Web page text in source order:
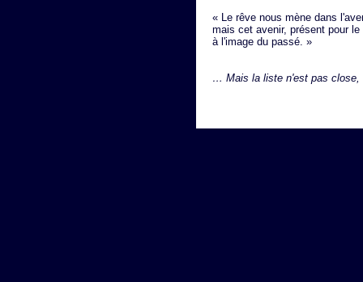
« Le rêve nous mène dans
mais cet avenir, présent pour
à l'image du passé. »
… Mais la liste n'est pas